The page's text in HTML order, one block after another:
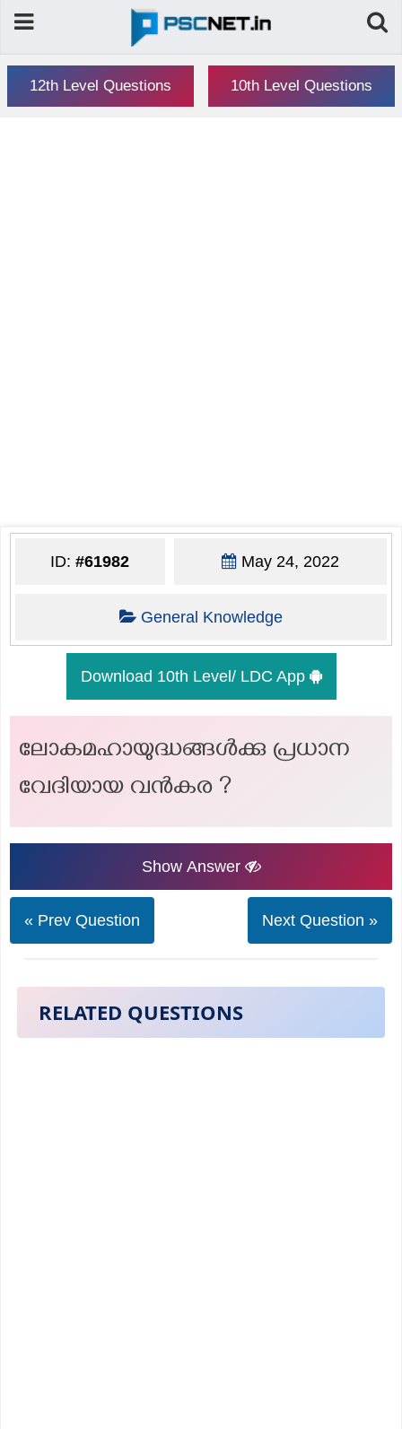
12th Level Questions 10th Level Questions
ID:#61982 May 24, 2022
General Knowledge
Download 10th Level/ LDC App
ലോകമഹായുദ്ധങ്ങൾക്കു പ്രധാന
വേദിയായ വൻകര ?
Show Answer
« Prev Question Next Question »
RELATED QUESTIONS